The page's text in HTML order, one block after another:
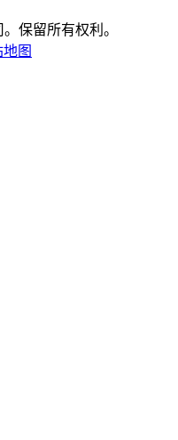
保留所有权利。
图